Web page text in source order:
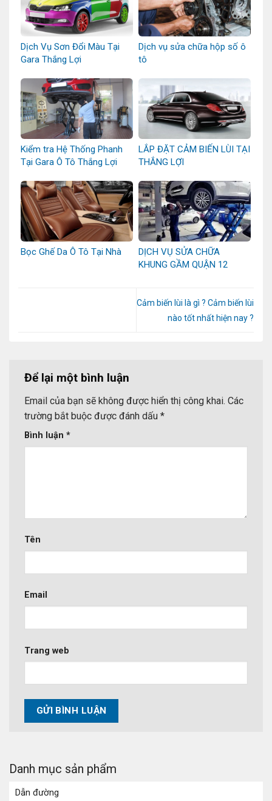
Danh mục sản phẩm
Dẫn đường
Dịch Vụ Sơn Đổi Màu Tại
Gara Thắng Lợi
Dịch vụ sửa chữa hộp số ô
tô
Kiểm tra Hệ Thống Phanh
Tại Gara Ô Tô Thắng Lợi
LẮP ĐẶT CẢM BIẾN LÙI TẠI
THẮNG LỢI
Bọc Ghế Da Ô Tô Tại Nhà
DỊCH VỤ SỬA CHỮA
KHUNG GẦM QUẬN 12
Cảm biến lùi là gì ? Cảm biến lùi
nào tốt nhất hiện nay ?
Để lại một bình luận
Email của bạn sẽ không được hiển thị công khai. Các
trường bắt buộc được đánh dấu *
Bình luận *
Tên
Email
Trang web